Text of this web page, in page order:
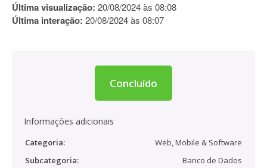
Última visualização: 20/08/2024 às 08:08
Última interação: 20/08/2024 às 08:07
Concluído
Informações adicionais
Categoria:
Web, Mobile & Software
Subcategoria:
Banco de Dados